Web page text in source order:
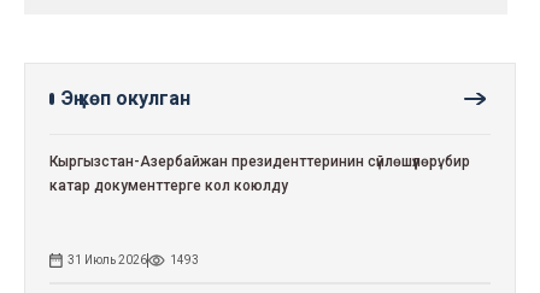
Эң көп окулган
Кыргызстан-Азербайжан президенттеринин сүйлөшүүлөрү: бир
катар документтерге кол коюлду
31 Июль 2026 1493